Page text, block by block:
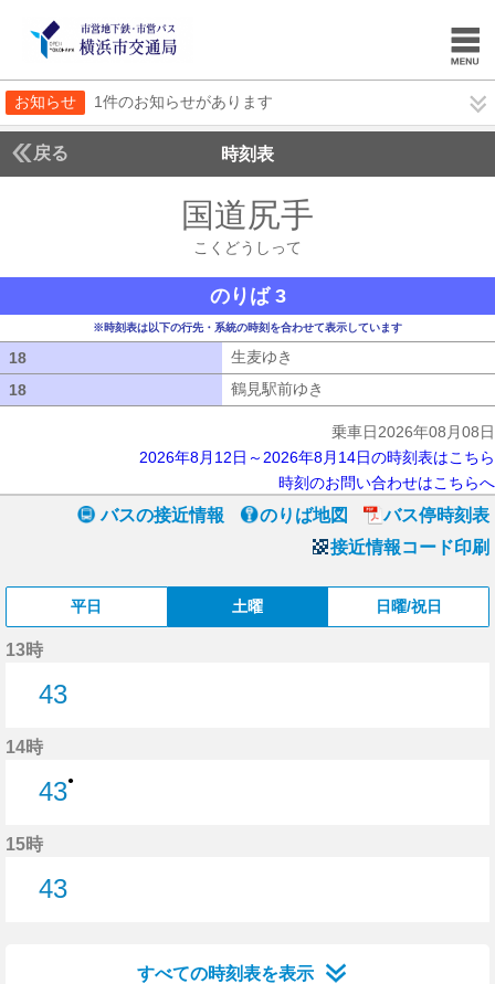
お知らせ 1件のお知らせがあります
戻る 時刻表
国道尻手
こくどうしって
のりば 3
※時刻表は以下の行先・系統の時刻を合わせて表示しています
18 生麦ゆき
18
鶴見駅前ゆき
乗車日2026年08月08日
2026年8月12日～2026年8月14日の時刻表はこちら
時刻のお問い合わせはこちらへ
バスの接近情報 のりば地図
バス停時刻表
接近情報コード印刷
平日 土曜 日曜/祝日
13時
43
14時
43●
15時
43
すべての時刻表を表示